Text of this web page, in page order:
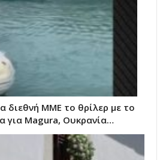
διεθνή ΜΜΕ το θρίλερ με το
για Magura, Ουκρανία…